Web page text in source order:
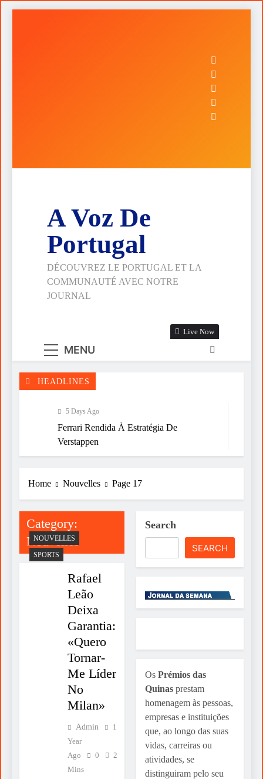
A Voz De
Portugal
DÉCOUVREZ LE PORTUGAL ET LA
COMMUNAUTÉ AVEC NOTRE
JOURNAL
MENU
Live Now
HEADLINES
5 Days Ago
Ferrari Rendida À Estratégia De
Verstappen
Do Sonho À Vitória
A FALÁCIA DA TÁTICA DE OPOR
ESPIRITUALIDADE A RELIGIÃO
Nasce Artenorte
1 Week Ago
Um Livro Para Ler Devagar Neste Verão
1 Week Ago
Já Estamos A Chegar Ao Final Dos Prémio
Das Quinas
1 Week Ago
E A PALESTINA? PARA QUANDO A
VISITA DE LEÃO XIV À PALESTINA?
Meditação Por Oração Centrante
Home Nouvelles Page 17
Category:
Nouvelles
NOUVELLES
SPORTS
Rafael
Leão
Deixa
Garantia:
«Quero
Tornar-
Me Líder
No
Milan»
Admin
1
Year
Ago
0
2
Mins
Search
SEARCH
Os Prémios das
Quinas prestam
homenagem às pessoas,
empresas e instituições
que, ao longo das suas
vidas, carreiras ou
atividades, se
distinguiram pelo seu